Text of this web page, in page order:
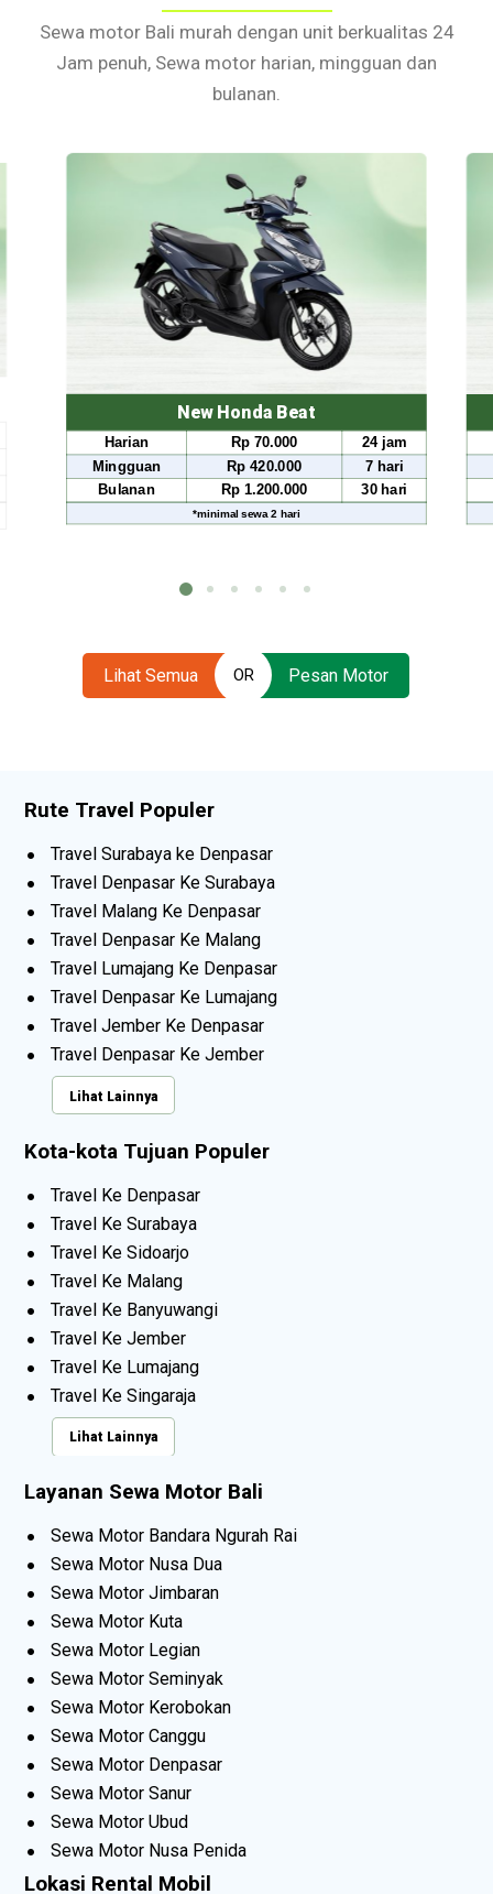
Sewa motor Bali murah dengan unit berkualitas 24
Jam penuh, Sewa motor harian, mingguan dan
bulanan.
New Honda Beat
Rp 70.000 24 jam
Rp 420.000 7 hari
Rp 1.200.000 30 hari
2 hari
Lihat Semua OR Pesan Motor
Rute Travel Populer
Travel Surabaya ke Denpasar
Travel Denpasar Ke Surabaya
Travel Malang Ke Denpasar
Travel Denpasar Ke Malang
Travel Lumajang Ke Denpasar
Travel Denpasar Ke Lumajang
Travel Jember Ke Denpasar
Travel Denpasar Ke Jember
Lihat Lainnya
Kota-kota Tujuan Populer
Travel Ke Denpasar
Travel Ke Surabaya
Travel Ke Sidoarjo
Travel Ke Malang
Travel Ke Banyuwangi
Travel Ke Jember
Travel Ke Lumajang
Travel Ke Singaraja
Lihat Lainnya
Layanan Sewa Motor Bali
Sewa Motor Bandara Ngurah Rai
Sewa Motor Nusa Dua
Sewa Motor Jimbaran
Sewa Motor Kuta
Sewa Motor Legian
Sewa Motor Seminyak
Sewa Motor Kerobokan
Sewa Motor Canggu
Sewa Motor Denpasar
Sewa Motor Sanur
Sewa Motor Ubud
Sewa Motor Nusa Penida
Lokasi Rental Mobil